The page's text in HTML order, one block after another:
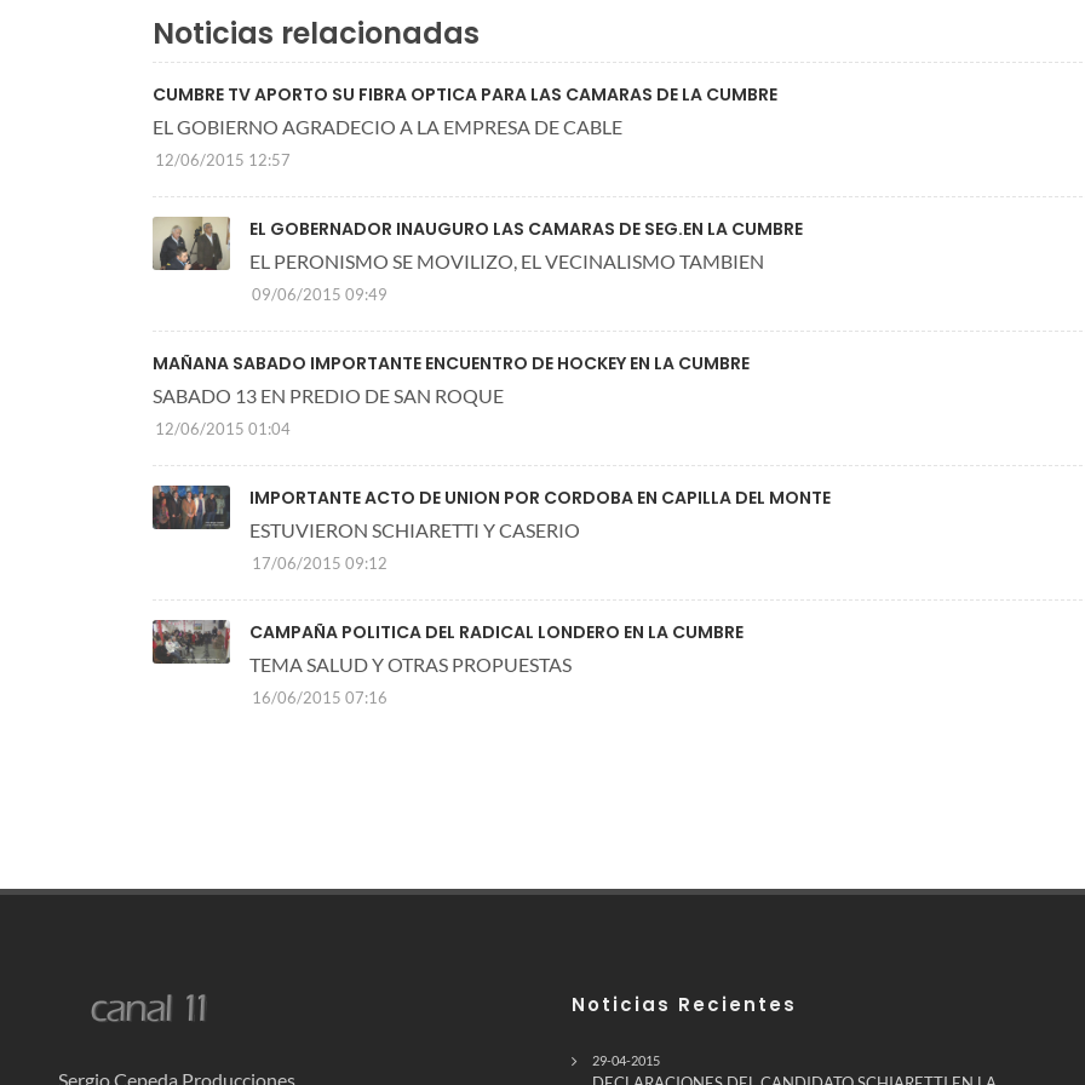
Noticias relacionadas
CUMBRE TV APORTO SU FIBRA OPTICA PARA LAS CAMARAS DE LA CUMBRE
EL GOBIERNO AGRADECIO A LA EMPRESA DE CABLE
12/06/2015 12:57
EL GOBERNADOR INAUGURO LAS CAMARAS DE SEG.EN LA CUMBRE
EL PERONISMO SE MOVILIZO, EL VECINALISMO TAMBIEN
09/06/2015 09:49
MAÑANA SABADO IMPORTANTE ENCUENTRO DE HOCKEY EN LA CUMBRE
SABADO 13 EN PREDIO DE SAN ROQUE
12/06/2015 01:04
IMPORTANTE ACTO DE UNION POR CORDOBA EN CAPILLA DEL MONTE
ESTUVIERON SCHIARETTI Y CASERIO
17/06/2015 09:12
CAMPAÑA POLITICA DEL RADICAL LONDERO EN LA CUMBRE
TEMA SALUD Y OTRAS PROPUESTAS
16/06/2015 07:16
Sergio Cepeda Producciones
Noticias Recientes
29-04-2015